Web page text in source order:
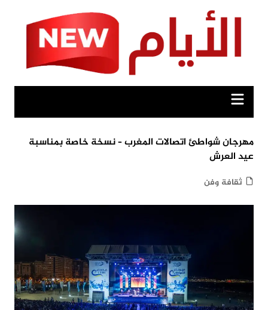
مهرجان شواطئ اتصالات المغرب – نسخة خاصة بمناسبة
عيد العرش
ثقافة وفن